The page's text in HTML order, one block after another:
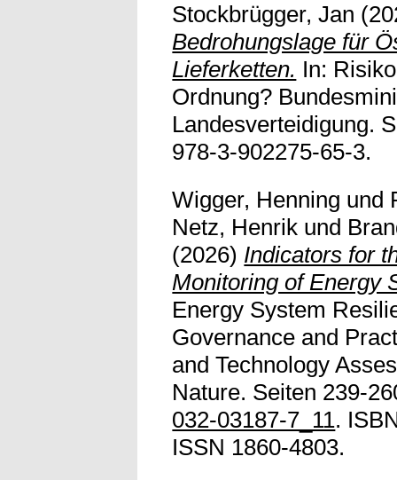
Stockbrügger, Jan
Bedrohungslage für
Lieferketten. In:
Ordnung?
Landesverteidigung.
978-3-902275-65-3.
Wigger, Henning und
Netz, Henrik und
(2026) Indicators for
Monitoring of Energy
Energy System
Governance and
and Technology
Nature. Seiten 239-
032-03187-7_11.
ISSN 1860-4803.